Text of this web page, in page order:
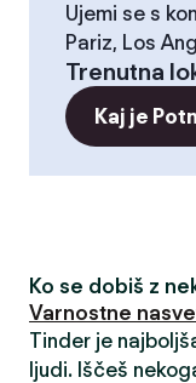
Ujemi se s
Pariz, Los
Trenutna
Kaj je
Ko se dobiš z
Varnostne
Tinder je
ljudi. Iščeš